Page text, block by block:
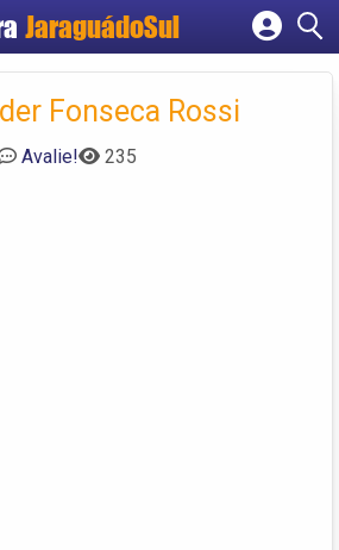
JaraguádoSul
Cadastrar empresa
Criar conta
Fonseca Rossi
Avalie! 235